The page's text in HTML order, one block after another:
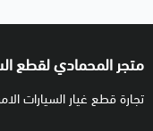
متجر المحمادي لقطع
تجارة قطع غيار السيارات